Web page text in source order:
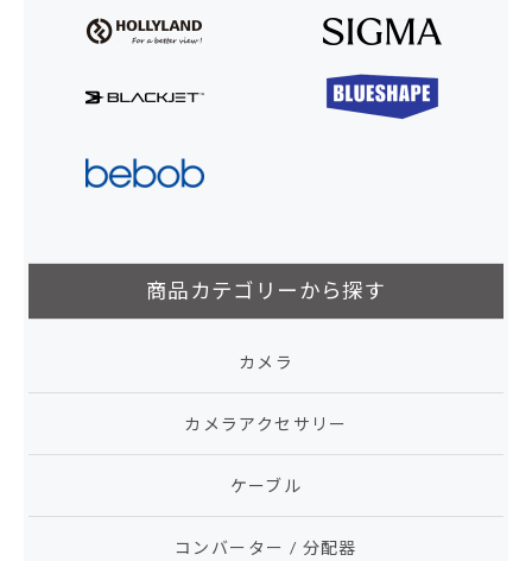
商品カテゴリーから探す
カメラ
カメラアクセサリー
ケーブル
コンバーター / 分配器